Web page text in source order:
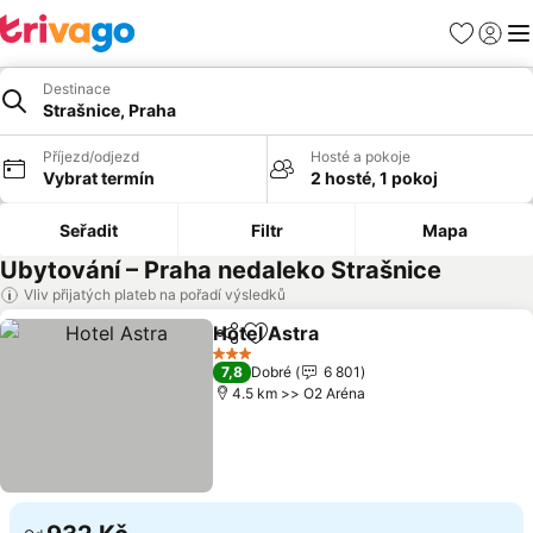
Oblíbené
Destinace
Strašnice, Praha
Příjezd/odjezd
Vybrat termín
Hosté a pokoje
2 hosté, 1 pokoj
Seřadit Filtr Mapa
Ubytování – Praha nedaleko Strašnice
Vliv přijatých plateb na pořadí výsledků
SdíletPřidat na seznam oblíbených
Hotel Astra
3 Počet hvězdiček
7,8 Dobré
6 801
4.5 km >> O2 Aréna